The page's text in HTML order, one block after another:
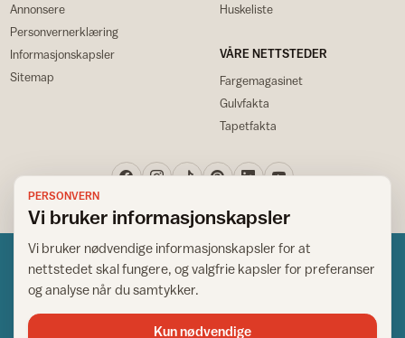
Annonsere
Personvernerklæring
Informasjonskapsler
Sitemap
Huskeliste
VÅRE NETTSTEDER
Fargemagasinet
Gulvfakta
Tapetfakta
PERSONVERN
Vi bruker informasjonskapsler
Vi bruker nødvendige informasjonskapsler for at
nettstedet skal fungere, og valgfrie kapsler for preferanser
og analyse når du samtykker.
Kun nødvendige